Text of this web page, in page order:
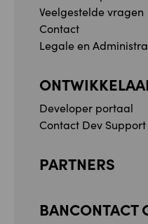
Veelgestelde vragen
Contact
Legale en
Developer portaal
Contact Dev Support
PARTNERS
BANCONTACT